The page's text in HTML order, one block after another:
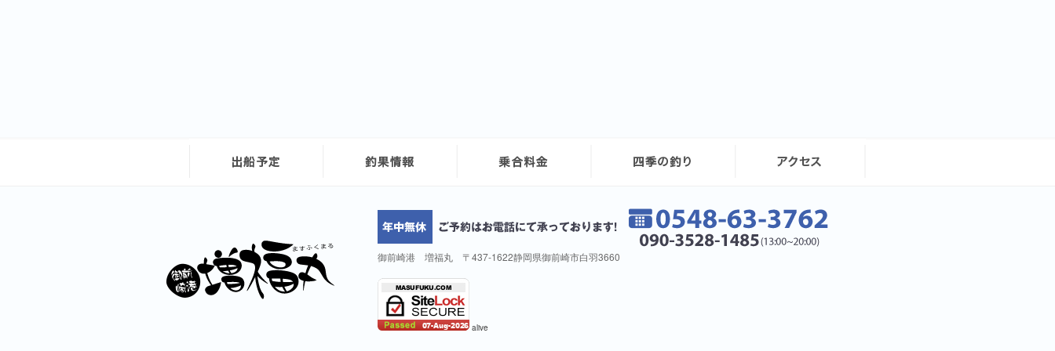
御前崎港 増福丸 〒437-1622静岡県御前崎市白羽3660
alive